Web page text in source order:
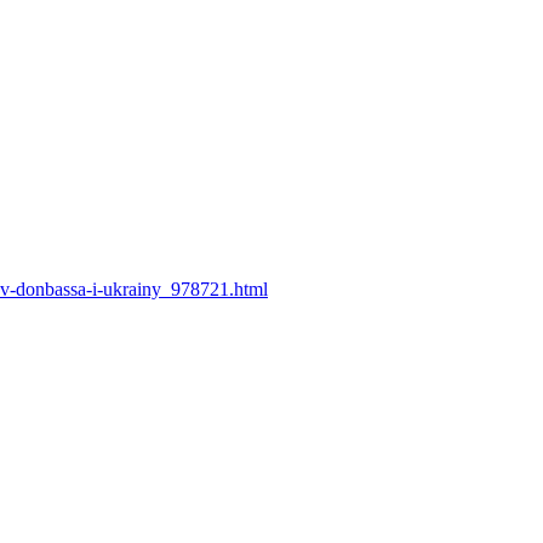
donbassa-i-ukrainy_978721.html